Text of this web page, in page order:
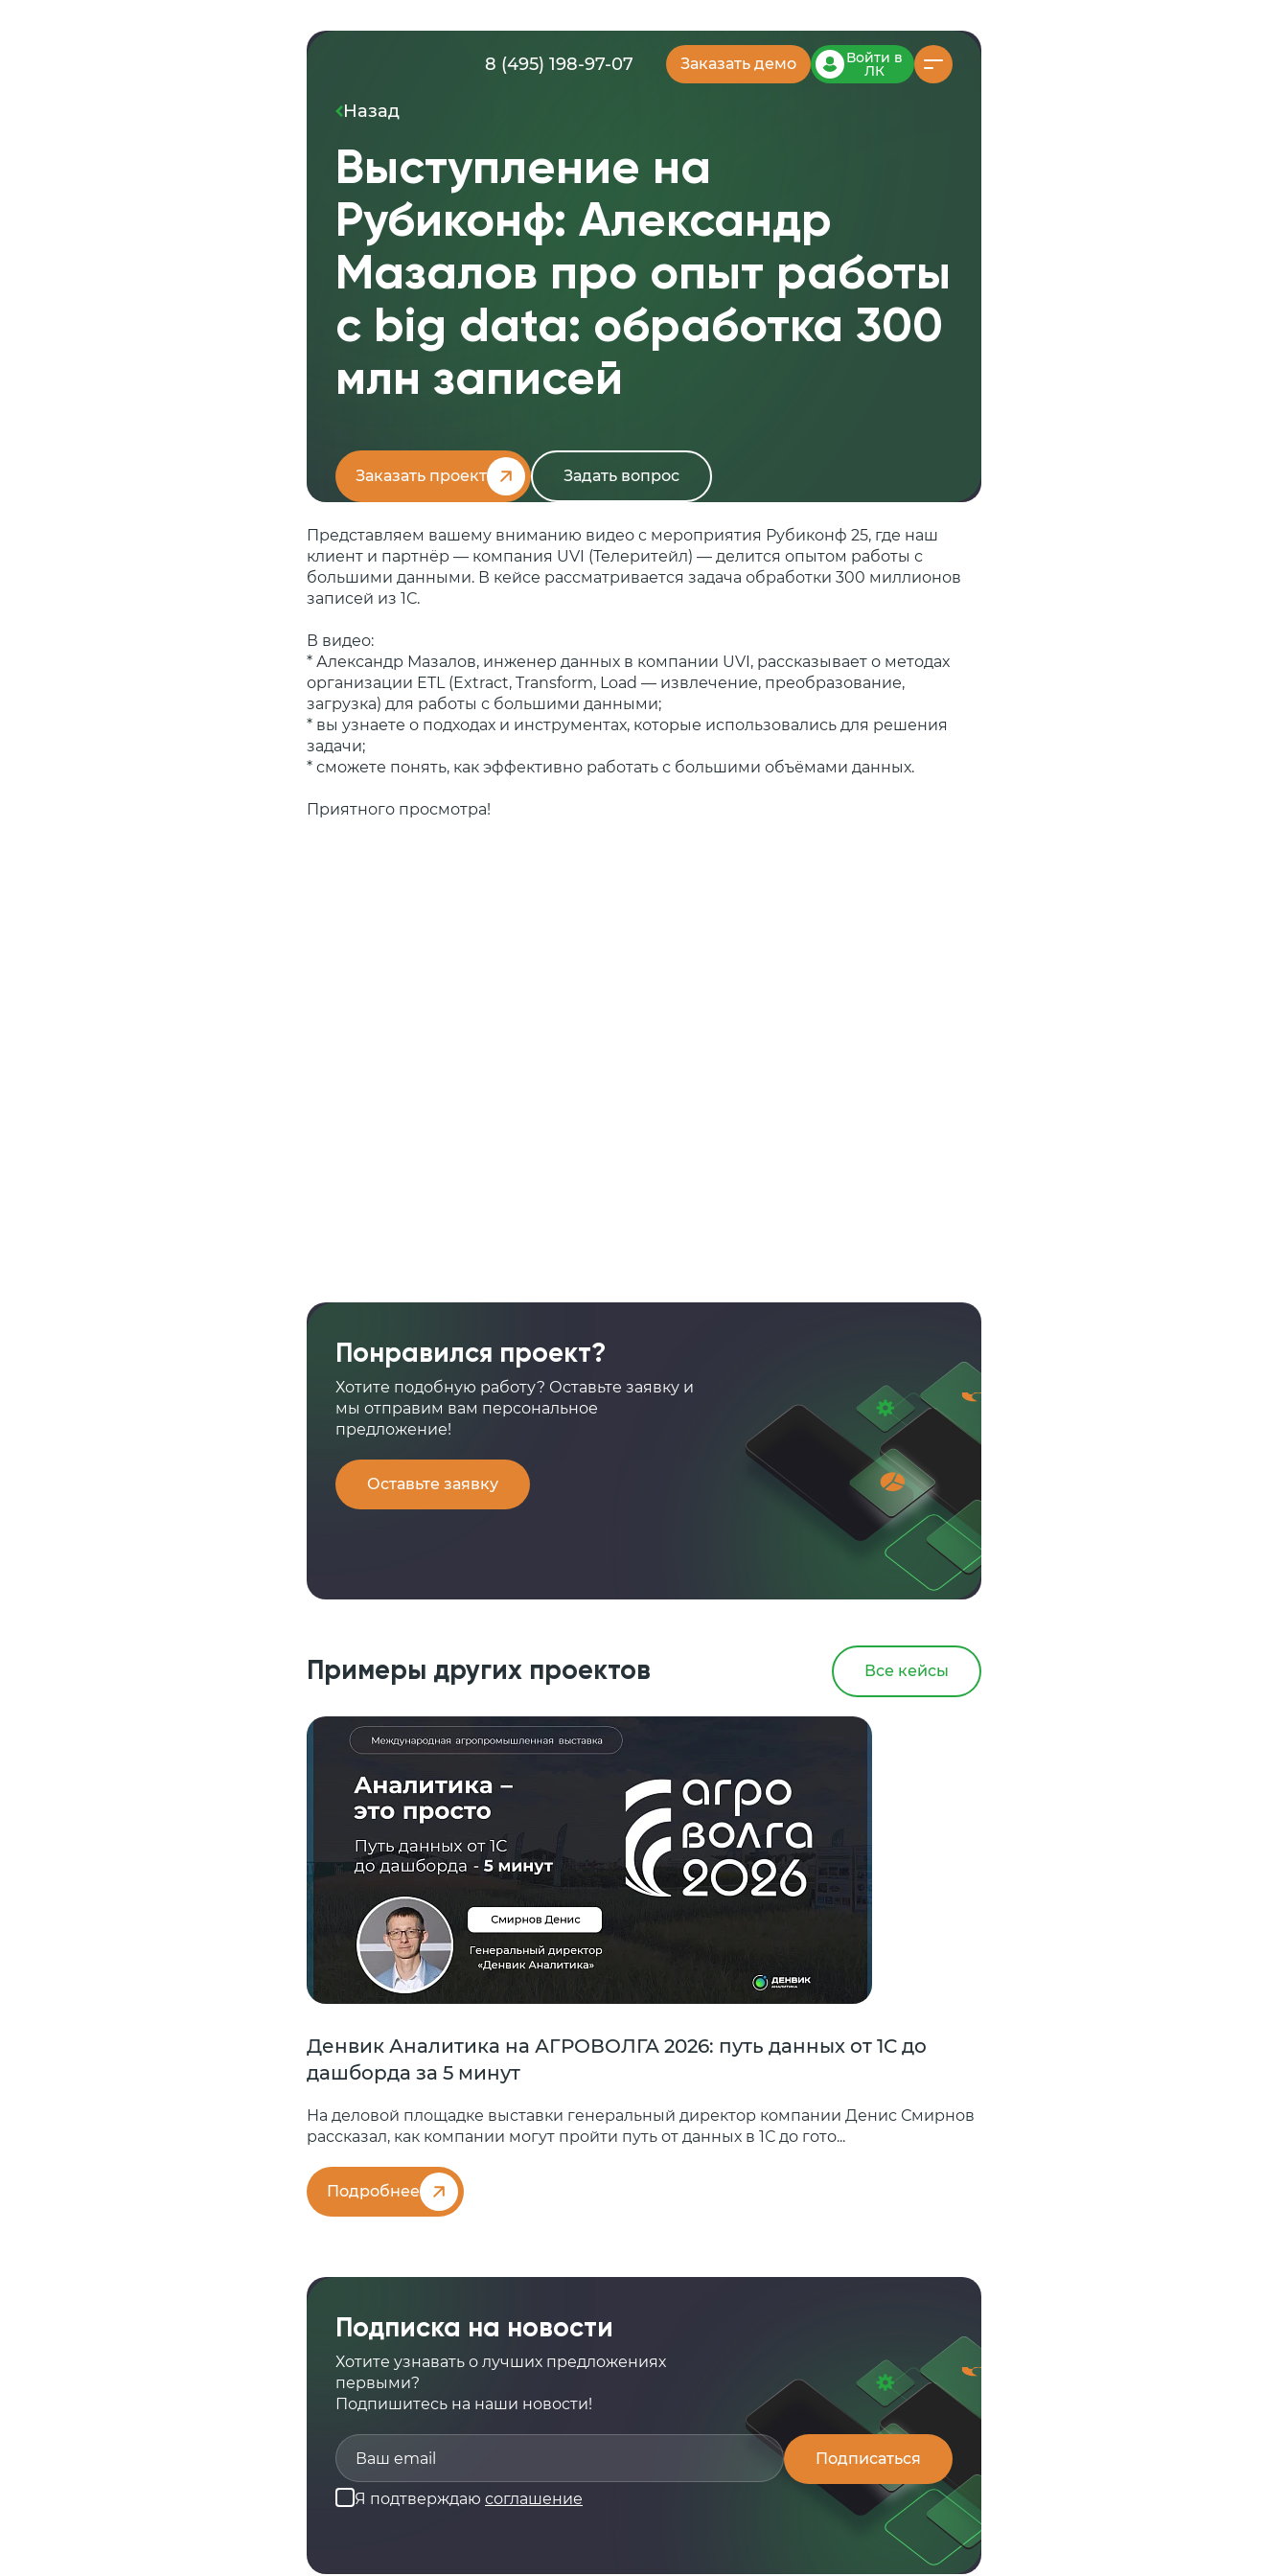
8 (495) 198-97-07 Заказать демо Войти в
ЛК
Назад
Выступление на
Рубиконф: Александр
Мазалов про опыт работы
с big data: обработка 300
млн записей
Заказать проект Задать вопрос
Представляем вашему вниманию видео с мероприятия Рубиконф 25, где наш
клиент и партнёр — компания UVI (Телеритейл) — делится опытом работы с
большими данными. В кейсе рассматривается задача обработки 300 миллионов
записей из 1С.
В видео:
* Александр Мазалов, инженер данных в компании UVI, рассказывает о методах
организации ETL (Extract, Transform, Load — извлечение, преобразование,
загрузка) для работы с большими данными;
* вы узнаете о подходах и инструментах, которые использовались для решения
задачи;
* сможете понять, как эффективно работать с большими объёмами данных.
Приятного просмотра!
Понравился проект?
Хотите подобную работу? Оставьте заявку и
мы отправим вам персональное
предложение!
Оставьте заявку
Примеры других проектов Все кейсы
Денвик Аналитика на АГРОВОЛГА 2026: путь данных от 1С до
дашборда за 5 минут
На деловой площадке выставки генеральный директор компании Денис Смирнов
рассказал, как компании могут пройти путь от данных в 1С до гото...
Подробнее
Подписка на новости
Хотите узнавать о лучших предложениях
первыми?
Подпишитесь на наши новости!
Я подтверждаю соглашение